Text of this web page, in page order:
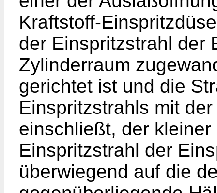
Kraftstoff-
der Einspritzstrahl der
Zylinderraum
gerichtet ist und die
Einspritzstrahls mit
einschließt, der
Einspritzstrahl der
überwiegend auf die